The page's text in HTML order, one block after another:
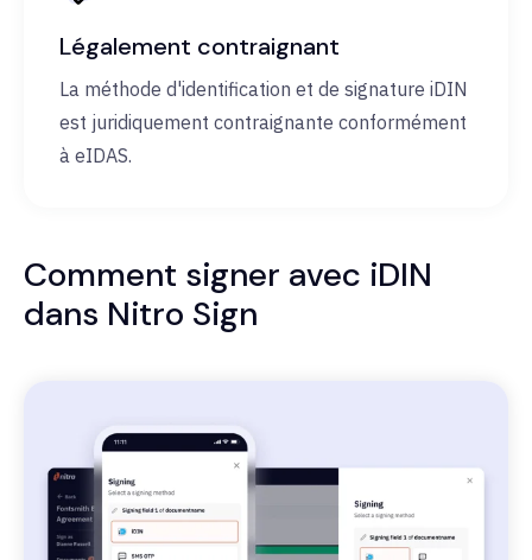
Légalement contraignant
La méthode d'identification et de signature iDIN
est juridiquement contraignante conformément
à eIDAS.
Comment signer avec iDIN
dans Nitro Sign